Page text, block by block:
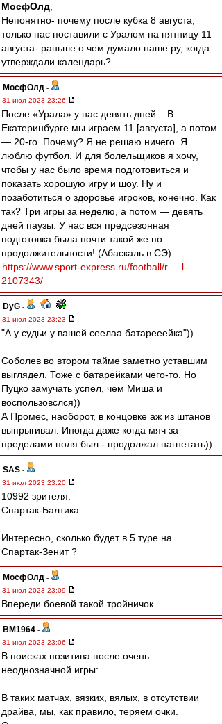
МосфОлд
Непонятно- почему после кубка 8 августа,
только нас поставили с Уралом на пятницу 11
августа- раньше о чем думало наше ру, когда
утверждали календарь?
МосфОлд -
31 июл 2023 23:26
После «Урала» у нас девять дней... В
Екатеринбурге мы играем 11 [августа], а потом
— 20-го. Почему? Я не решаю ничего. Я
люблю футбол. И для болельщиков я хочу,
чтобы у нас было время подготовиться и
показать хорошую игру и шоу. Ну и
позаботиться о здоровье игроков, конечно. Как
так? Три игры за неделю, а потом — девять
дней паузы. У нас вся предсезонная
подготовка была почти такой же по
продолжительности! (Абаскаль в СЭ)
https://www.sport-express.ru/football/r ... l-
2107343/
DyG -
31 июл 2023 23:23
"А у судьи у вашей сеелаа батарееейка"))
Соболев во втором тайме заметно уставшим
выглядел. Тоже с батарейками чего-то. Но
Пуцко замучать успел, чем Миша и
воспользовслся))
А Промес, наоборот, в концовке аж из штанов
выпрыгивал. Иногда даже когда мяч за
пределами поля был - продолжал нагнетать))
SAS -
31 июл 2023 23:20
10992 зрителя.
Спартак-Балтика.
Интересно, сколько будет в 5 туре на
Спартак-Зенит ?
МосфОлд -
31 июл 2023 23:09
Впереди боевой такой тройничок...
BM1964 -
31 июл 2023 23:06
В поисках позитива после очень
неоднозначной игры:
В таких матчах, вязких, вялых, в отсутствии
драйва, мы, как правило, теряем очки.